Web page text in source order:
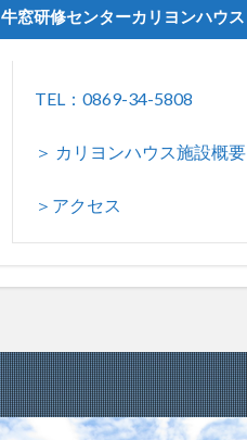
牛窓研修センターカリヨンハウス
TEL：0869-34-5808
＞ カリヨンハウス施設概要
＞アクセス